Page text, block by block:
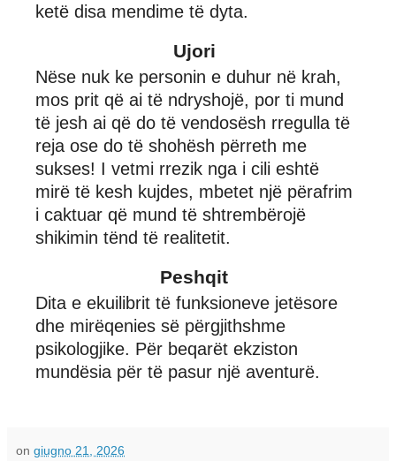
ketë disa mendime të dyta.
Ujori
Nëse nuk ke personin e duhur në krah,
mos prit që ai të ndryshojë, por ti mund
të jesh ai që do të vendosësh rregulla të
reja ose do të shohësh përreth me
sukses! I vetmi rrezik nga i cili eshtë
mirë të kesh kujdes, mbetet një përafrim
i caktuar që mund të shtrembërojë
shikimin tënd të realitetit.
Peshqit
Dita e ekuilibrit të funksioneve jetësore
dhe mirëqenies së përgjithshme
psikologjike. Për beqarët ekziston
mundësia për të pasur një aventurë.
on giugno 21, 2026